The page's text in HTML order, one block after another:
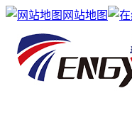
网站地图